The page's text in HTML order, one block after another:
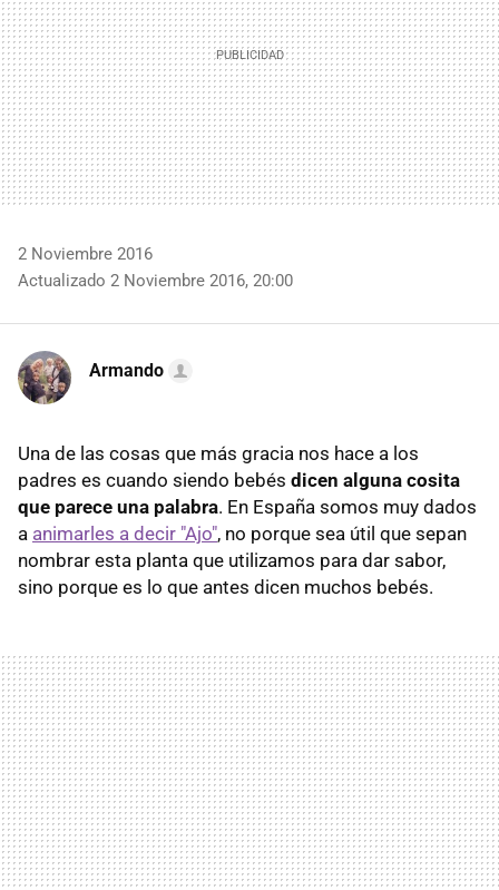
2 Noviembre 2016
Actualizado 2 Noviembre 2016, 20:00
Armando
Una de las cosas que más gracia nos hace a los
padres es cuando siendo bebés dicen alguna cosita
que parece una palabra. En España somos muy dados
a animarles a decir "Ajo", no porque sea útil que sepan
nombrar esta planta que utilizamos para dar sabor,
sino porque es lo que antes dicen muchos bebés.